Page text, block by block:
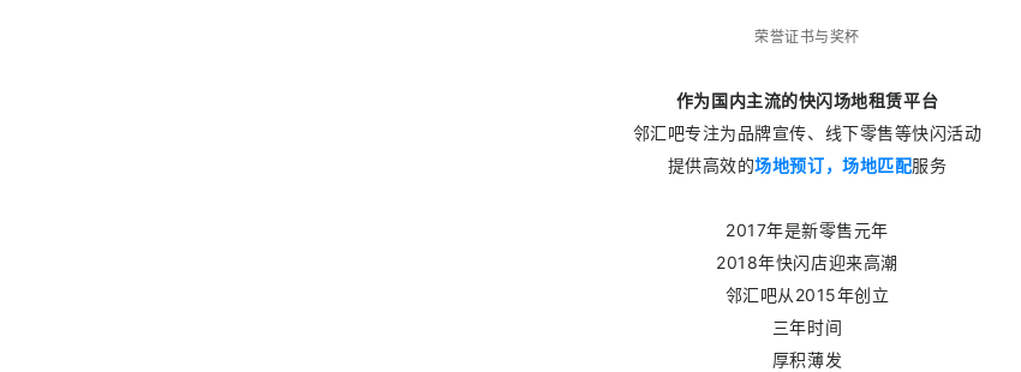
荣誉证书与奖杯
作为国内主流的快闪场地租赁平台
邻汇吧专注为品牌宣传、线下零售等快闪活动
提供高效的场地预订，场地匹配服务
2017年是新零售元年
2018年快闪店迎来高潮
邻汇吧从2015年创立
三年时间
厚积薄发